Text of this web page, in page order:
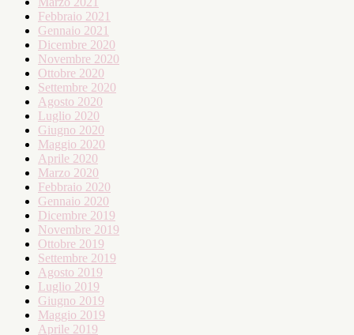
Febbraio 2021
Gennaio 2021
Dicembre 2020
Novembre 2020
Ottobre 2020
Settembre 2020
Agosto 2020
Luglio 2020
Giugno 2020
Maggio 2020
Aprile 2020
Marzo 2020
Febbraio 2020
Gennaio 2020
Dicembre 2019
Novembre 2019
Ottobre 2019
Settembre 2019
Agosto 2019
Luglio 2019
Giugno 2019
Maggio 2019
Aprile 2019